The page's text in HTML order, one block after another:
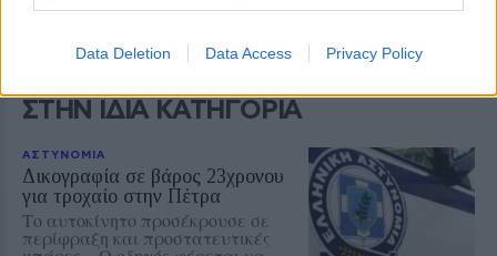
Data Deletion Data Access Privacy Policy
ΣΤΗΝ ΙΔΙΑ ΚΑΤΗΓΟΡΙΑ
ΑΣΤΥΝΟΜΙΑ
Δικογραφία σε βάρος 23χρονου
για τροχαίο στην Πέτρα
Το αυτοκίνητο προσέκρουσε σε
περίφραξη και προστατευτικές